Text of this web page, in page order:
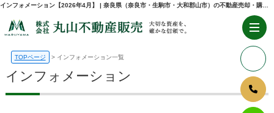
TOPページ インフォメーション一覧
インフォメーション